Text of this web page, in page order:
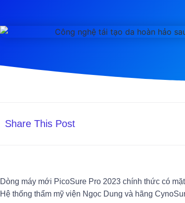
Share This Post
Dòng máy mới PicoSure Pro 2023 chính thức có
Hệ thống thẩm mỹ viện Ngọc Dung và hãng